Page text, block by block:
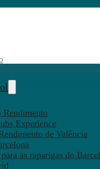
Rendimento
Experience
de Valência
as raparigas do